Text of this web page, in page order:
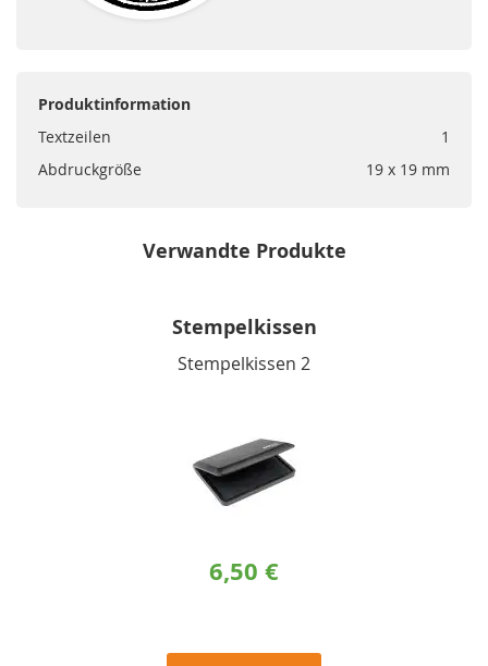
Produktinformation
Textzeilen
1
Abdruckgröße
19 x 19 mm
Verwandte Produkte
Stempelkissen
Stempelkissen 2
6,50 €